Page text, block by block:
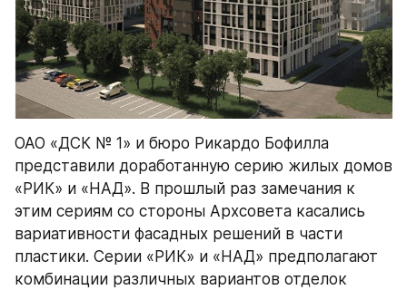
ОАО «ДСК № 1» и бюро Рикардо Бофилла
представили доработанную серию жилых домов
«РИК» и «НАД». В прошлый раз замечания к
этим сериям со стороны Архсовета касались
вариативности фасадных решений в части
пластики. Серии «РИК» и «НАД» предполагают
комбинации различных вариантов отделок